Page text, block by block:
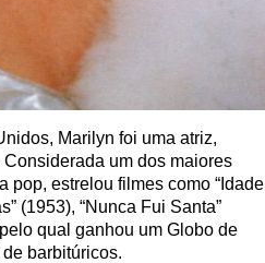
Marilyn foi uma atriz,
um dos maiores
pop, estrelou filmes como “Idade
(1953), “Nunca Fui Santa”
qual ganhou um Globo de
barbitúricos.